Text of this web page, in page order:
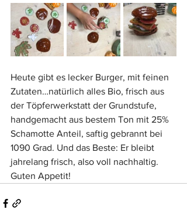
Heute gibt es lecker Burger, mit feinen
Zutaten…natürlich alles Bio, frisch aus
der Töpferwerkstatt der Grundstufe,
handgemacht aus bestem Ton mit 25%
Schamotte Anteil, saftig gebrannt bei
1090 Grad. Und das Beste: Er bleibt
jahrelang frisch, also voll nachhaltig.
Guten Appetit!